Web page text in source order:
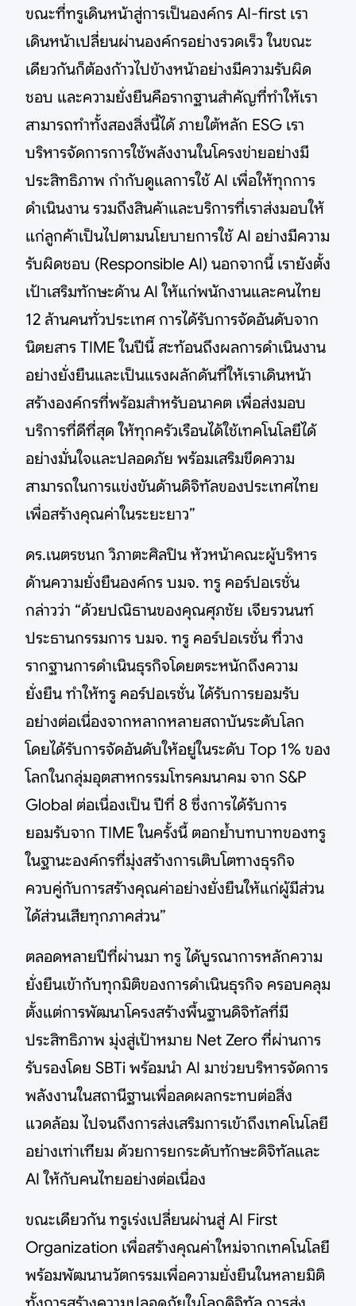
ขณะที่ทรูเดินหน้าสู่การเป็นองค์กร AI-first เรา
เดินหน้าเปลี่ยนผ่านองค์กรอย่างรวดเร็ว ในขณะ
เดียวกันก็ต้องก้าวไปข้างหน้าอย่างมีความรับผิด
ชอบ และความยั่งยืนคือรากฐานสำคัญที่ทำให้เรา
สามารถทำทั้งสองสิ่งนี้ได้ ภายใต้หลัก ESG เรา
บริหารจัดการการใช้พลังงานในโครงข่ายอย่างมี
ประสิทธิภาพ กำกับดูแลการใช้ AI เพื่อให้ทุกการ
ดำเนินงาน รวมถึงสินค้าและบริการที่เราส่งมอบให้
แก่ลูกค้าเป็นไปตามนโยบายการใช้ AI อย่างมีความ
รับผิดชอบ (Responsible AI) นอกจากนี้ เรายังตั้ง
เป้าเสริมทักษะด้าน AI ให้แก่พนักงานและคนไทย
12 ล้านคนทั่วประเทศ การได้รับการจัดอันดับจาก
นิตยสาร TIME ในปีนี้ สะท้อนถึงผลการดำเนินงาน
อย่างยั่งยืนและเป็นแรงผลักดันที่ให้เราเดินหน้า
สร้างองค์กรที่พร้อมสำหรับอนาคต เพื่อส่งมอบ
บริการที่ดีที่สุด ให้ทุกครัวเรือนได้ใช้เทคโนโลยีได้
อย่างมั่นใจและปลอดภัย พร้อมเสริมขีดความ
สามารถในการแข่งขันด้านดิจิทัลของประเทศไทย
เพื่อสร้างคุณค่าในระยะยาว”
ดร.เนตรชนก วิภาตะศิลปิน หัวหน้าคณะผู้บริหาร
ด้านความยั่งยืนองค์กร บมจ. ทรู คอร์ปอเรชั่น
กล่าวว่า “ด้วยปณิธานของคุณศุภชัย เจียรวนนท์
ประธานกรรมการ บมจ. ทรู คอร์ปอเรชั่น ที่วาง
รากฐานการดำเนินธุรกิจโดยตระหนักถึงความ
ยั่งยืน ทำให้ทรู คอร์ปอเรชั่น ได้รับการยอมรับ
อย่างต่อเนื่องจากหลากหลายสถาบันระดับโลก
โดยได้รับการจัดอันดับให้อยู่ในระดับ Top 1% ของ
โลกในกลุ่มอุตสาหกรรมโทรคมนาคม จาก S&P
Global ต่อเนื่องเป็น ปีที่ 8 ซึ่งการได้รับการ
ยอมรับจาก TIME ในครั้งนี้ ตอกย้ำบทบาทของทรู
ในฐานะองค์กรที่มุ่งสร้างการเติบโตทางธุรกิจ
ควบคู่กับการสร้างคุณค่าอย่างยั่งยืนให้แก่ผู้มีส่วน
ได้ส่วนเสียทุกภาคส่วน”
ตลอดหลายปีที่ผ่านมา ทรู ได้บูรณาการหลักความ
ยั่งยืนเข้ากับทุกมิติของการดำเนินธุรกิจ ครอบคลุม
ตั้งแต่การพัฒนาโครงสร้างพื้นฐานดิจิทัลที่มี
ประสิทธิภาพ มุ่งสู่เป้าหมาย Net Zero ที่ผ่านการ
รับรองโดย SBTi พร้อมนำ AI มาช่วยบริหารจัดการ
พลังงานในสถานีฐานเพื่อลดผลกระทบต่อสิ่ง
แวดล้อม ไปจนถึงการส่งเสริมการเข้าถึงเทคโนโลยี
อย่างเท่าเทียม ด้วยการยกระดับทักษะดิจิทัลและ
AI ให้กับคนไทยอย่างต่อเนื่อง
ขณะเดียวกัน ทรูเร่งเปลี่ยนผ่านสู่ AI First
Organization เพื่อสร้างคุณค่าใหม่จากเทคโนโลยี
พร้อมพัฒนานวัตกรรมเพื่อความยั่งยืนในหลายมิติ